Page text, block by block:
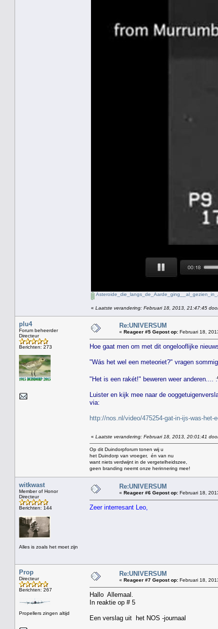
« Laatste verandering: Februari 18, 2013, 21:47:45
plu4
Forum beheerder
Directeur
Berichten: 273
Re:UNIVERSUM
« Reageer #5 Gepost op: Februari 18,
Hoe gaat men om met dit ongelooflijke
"Wás het wel een meteoriet?" vragen
"Het is een rakét!" beweren weer anderen.... :
Luister en kijk mee naar de
via:
http://nos.nl/video/475254-gat-in-ijs-was-het-
« Laatste verandering: Februari 18, 2013, 20:01:41
Op dit Duindorpforum tonen wij u
het Duindorp van vroeger, én van nu
want niets verdwijnt in de vergetelheidszee,
geen branding neemt onze herinnering mee!
witkwast
Member of Honor
Directeur
Berichten: 144
Alles is zoals het moet zijn
Re:UNIVERSUM
« Reageer #6 Gepost op: Februari 18,
Zeer interresant Leo,
Prop
Directeur
Berichten: 267
Propellers zingen altijd
Re:UNIVERSUM
« Reageer #7 Gepost op: Februari 18,
Hallo Allemaal.
In reaktie op # 5
Een verslag uit het NOS -journaal